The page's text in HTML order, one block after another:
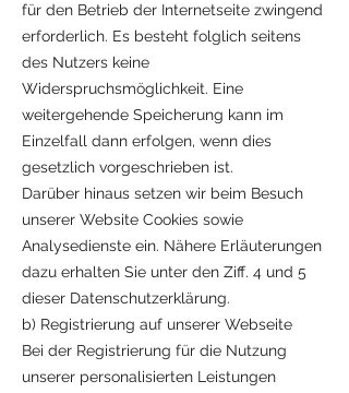
für den Betrieb der Internetseite zwingend
erforderlich. Es besteht folglich seitens
des Nutzers keine
Widerspruchsmöglichkeit. Eine
weitergehende Speicherung kann im
Einzelfall dann erfolgen, wenn dies
gesetzlich vorgeschrieben ist.
Darüber hinaus setzen wir beim Besuch
unserer Website Cookies sowie
Analysedienste ein. Nähere Erläuterungen
dazu erhalten Sie unter den Ziff. 4 und 5
dieser Datenschutzerklärung.
b) Registrierung auf unserer Webseite
Bei der Registrierung für die Nutzung
unserer personalisierten Leistungen